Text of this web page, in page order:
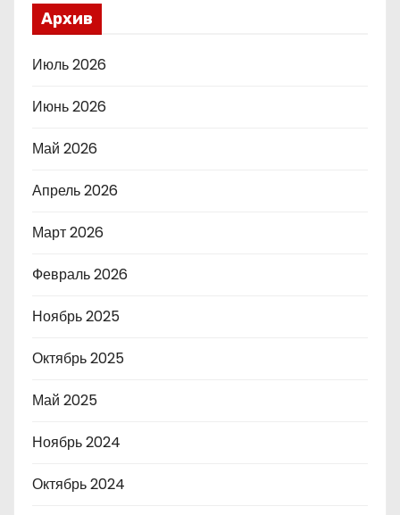
Архив
Июль 2026
Июнь 2026
Май 2026
Апрель 2026
Март 2026
Февраль 2026
Ноябрь 2025
Октябрь 2025
Май 2025
Ноябрь 2024
Октябрь 2024